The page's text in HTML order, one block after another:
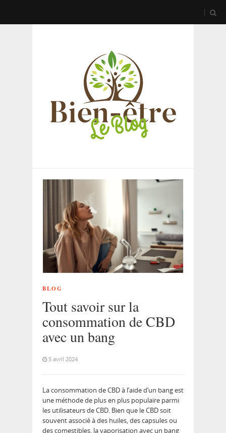
BLOG
Tout savoir sur la
consommation de CBD
avec un bang
5 avril 2024
La consommation de CBD à l’aide d’un bang est
une méthode de plus en plus populaire parmi
les utilisateurs de CBD. Bien que le CBD soit
souvent associé à des huiles, des capsules ou
des comestibles, la vaporisation avec un bang